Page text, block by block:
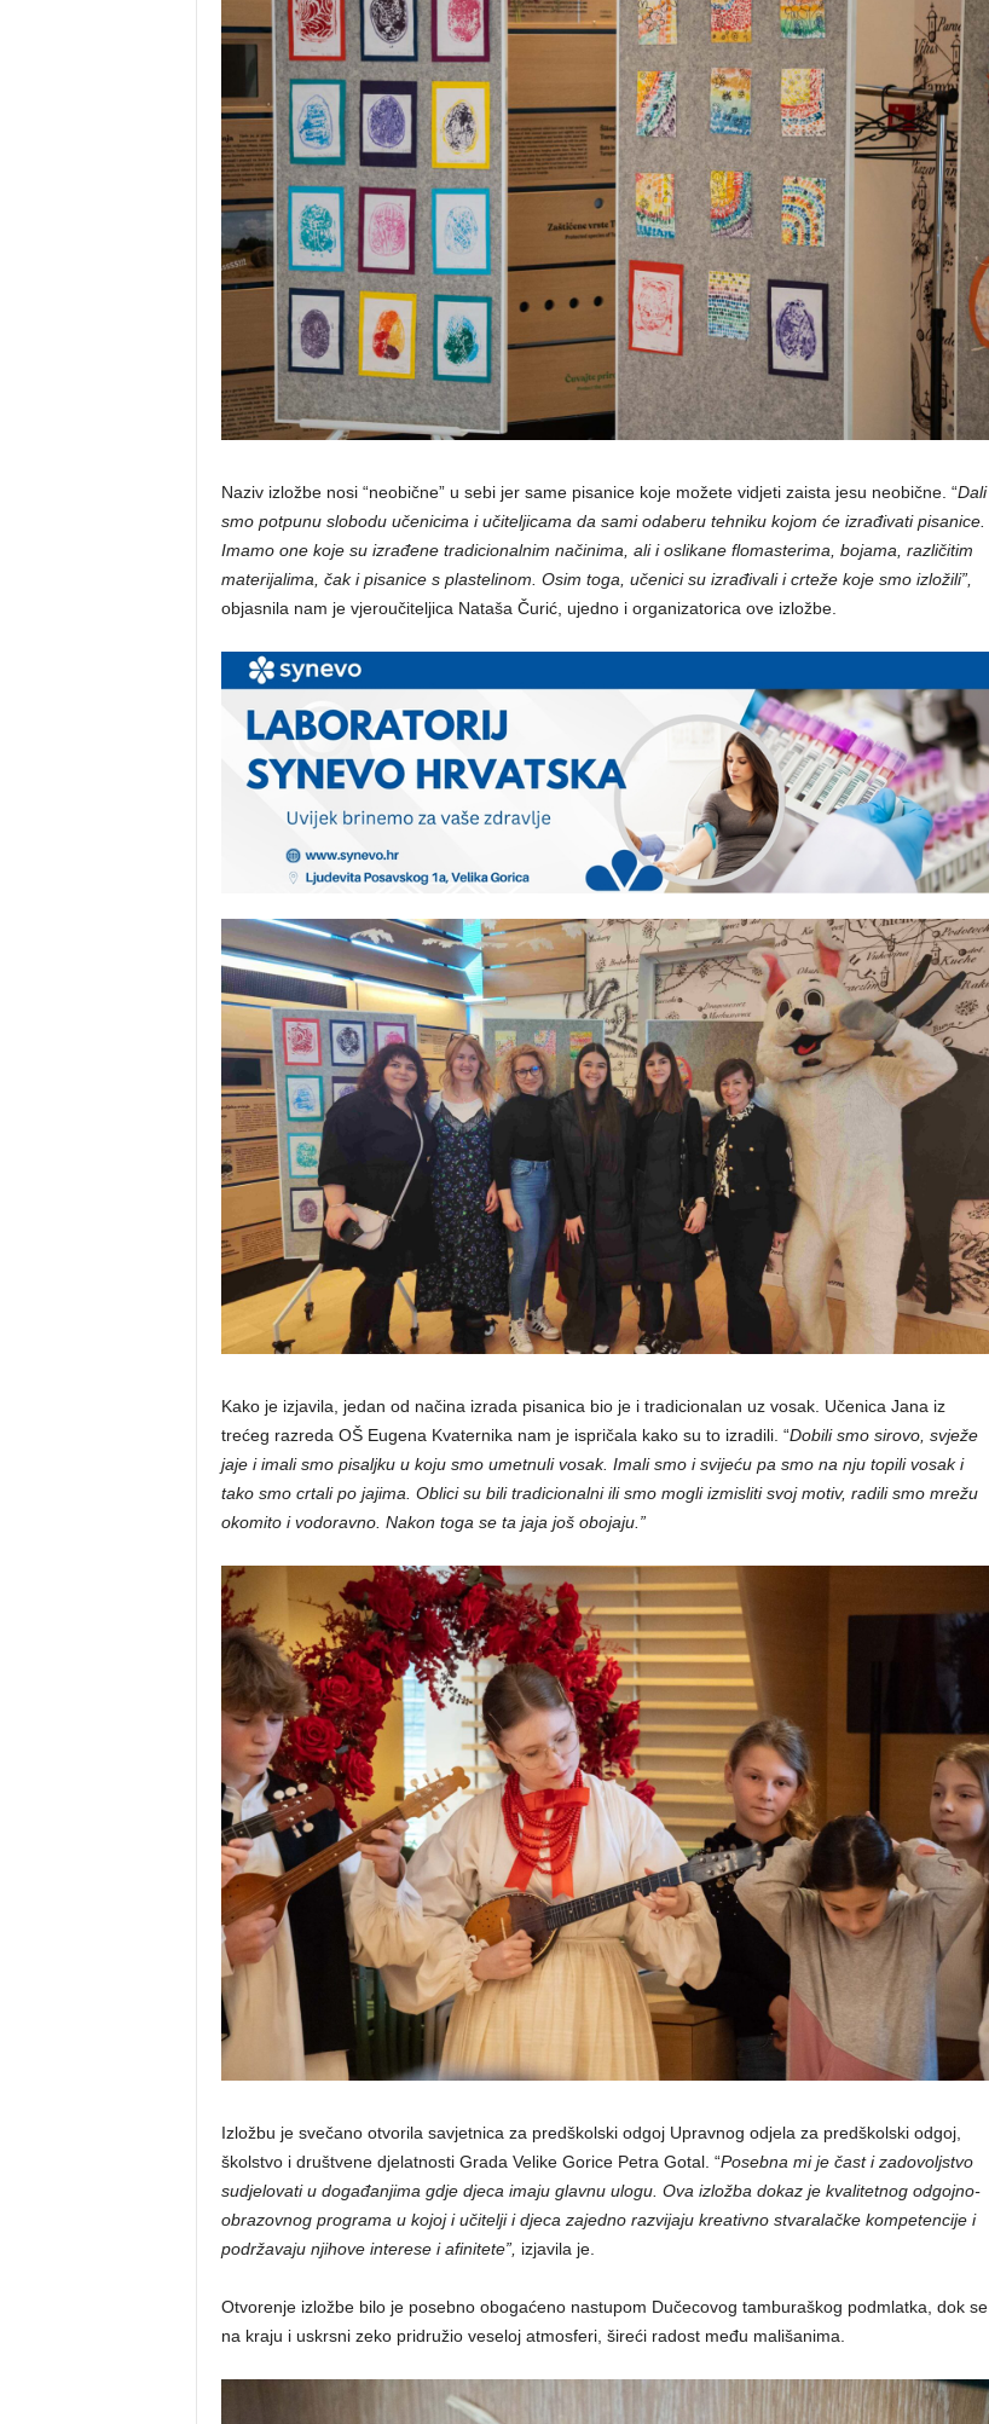
Naziv izložbe nosi “neobične” u sebi jer same pisanice koje možete vidjeti zaista jesu neobične. “Dali
smo potpunu slobodu učenicima i učiteljicama da sami odaberu tehniku kojom će izrađivati pisanice.
Imamo one koje su izrađene tradicionalnim načinima, ali i oslikane flomasterima, bojama, različitim
materijalima, čak i pisanice s plastelinom. Osim toga, učenici su izrađivali i crteže koje smo izložili”,
objasnila nam je vjeroučiteljica Nataša Čurić, ujedno i organizatorica ove izložbe.
Kako je izjavila, jedan od načina izrada pisanica bio je i tradicionalan uz vosak. Učenica Jana iz
trećeg razreda OŠ Eugena Kvaternika nam je ispričala kako su to izradili. “Dobili smo sirovo, svježe
jaje i imali smo pisaljku u koju smo umetnuli vosak. Imali smo i svijeću pa smo na nju topili vosak i
tako smo crtali po jajima. Oblici su bili tradicionalni ili smo mogli izmisliti svoj motiv, radili smo mrežu
okomito i vodoravno. Nakon toga se ta jaja još obojaju.”
Izložbu je svečano otvorila savjetnica za predškolski odgoj Upravnog odjela za predškolski odgoj,
školstvo i društvene djelatnosti Grada Velike Gorice Petra Gotal. “Posebna mi je čast i zadovoljstvo
sudjelovati u događanjima gdje djeca imaju glavnu ulogu. Ova izložba dokaz je kvalitetnog odgojno-
obrazovnog programa u kojoj i učitelji i djeca zajedno razvijaju kreativno stvaralačke kompetencije i
podržavaju njihove interese i afinitete”, izjavila je.
Otvorenje izložbe bilo je posebno obogaćeno nastupom Dučecovog tamburaškog podmlatka, dok se
na kraju i uskrsni zeko pridružio veseloj atmosferi, šireći radost među mališanima.